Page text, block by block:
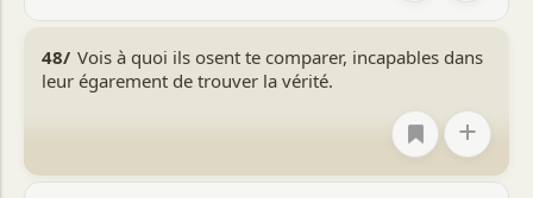
48/ Vois à quoi ils osent te comparer, incapables dans
leur égarement de trouver la vérité.
+